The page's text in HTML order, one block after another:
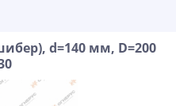
d=140 мм, D=200